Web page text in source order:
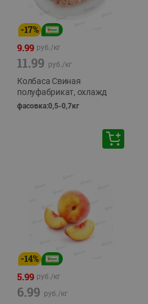
-17%
9.99 руб./кг
11.99 руб./кг
Колбаса Свиная
полуфабрикат, охлажд
фасовка:0,5-0,7кг
-14%
5.99 руб./кг
6.99 руб./кг